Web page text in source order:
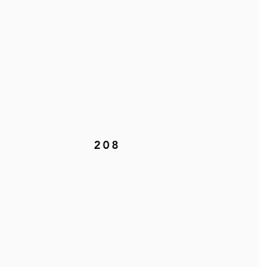
208